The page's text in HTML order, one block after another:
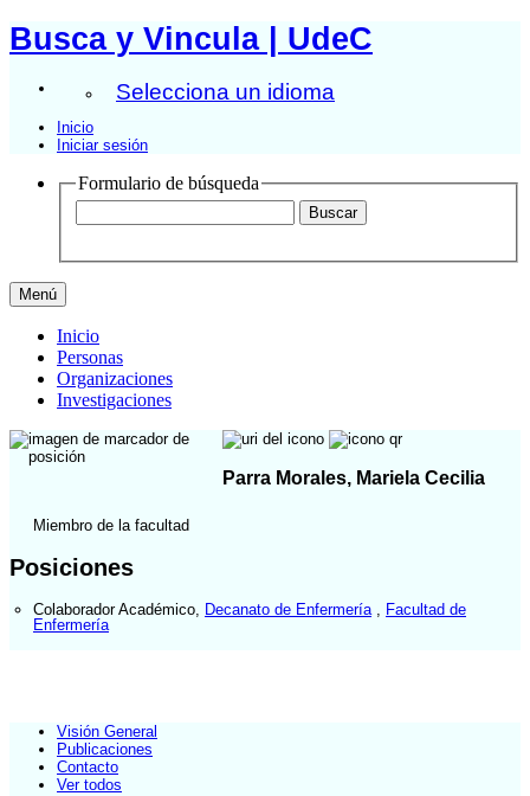
Busca y Vincula | UdeC
Selecciona un idioma
Inicio
Iniciar sesión
Formulario de búsqueda
Menú
Inicio
Personas
Organizaciones
Investigaciones
Parra Morales, Mariela Cecilia
Miembro de la facultad
Posiciones
Colaborador Académico Decanato de Enfermería
Facultad de
Enfermería
Visión General
Publicaciones
Contacto
Ver todos